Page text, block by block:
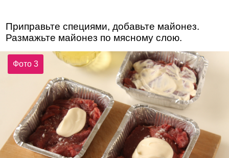
Приправьте специями, добавьте майонез.
Размажьте майонез по мясному слою.
Фото 3